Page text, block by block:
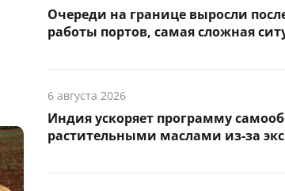
Очереди на границе выросли
работы портов, самая сложная
6 августа 2026
Индия ускоряет программу
растительными маслами из-за